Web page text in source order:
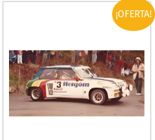
¡OFERTA!
precio
era:
57,95€.
El
precio
es:
49,99€.